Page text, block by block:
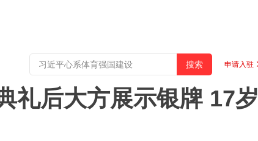
申请入驻
礼后大方展示银牌 17岁